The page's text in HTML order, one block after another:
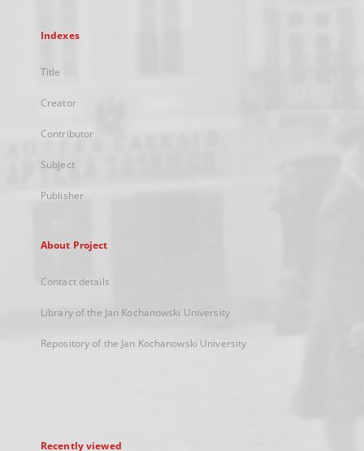
Indexes
Title
Creator
Contributor
Subject
Publisher
About Project
Contact details
Library of the Jan Kochanowski University
Repository of the Jan Kochanowski University
Recently viewed